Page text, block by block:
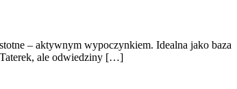
– aktywnym wypoczynkiem. Idealna jako baza
Taterek, ale odwiedziny […]